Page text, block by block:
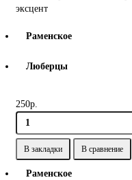
эксцент
Раменское
Люберцы
250р.
В закладки В сравнение
Раменское